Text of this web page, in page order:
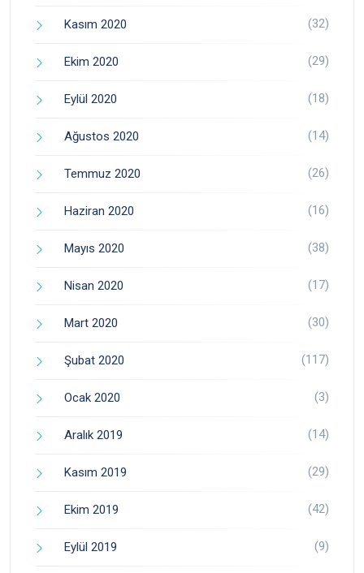
Kasım 2020 (32)
Ekim 2020 (29)
Eylül 2020 (18)
Ağustos 2020 (14)
Temmuz 2020 (26)
Haziran 2020 (16)
Mayıs 2020 (38)
Nisan 2020 (17)
Mart 2020 (30)
Şubat 2020 (117)
Ocak 2020 (3)
Aralık 2019 (14)
Kasım 2019 (29)
Ekim 2019 (42)
Eylül 2019 (9)